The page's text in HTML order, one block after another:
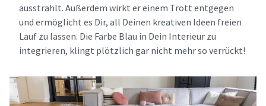
ausstrahlt. Außerdem wirkt er einem Trott entgegen
und ermöglicht es Dir, all Deinen kreativen Ideen freien
Lauf zu lassen. Die Farbe Blau in Dein Interieur zu
integrieren, klingt plötzlich gar nicht mehr so verrückt!